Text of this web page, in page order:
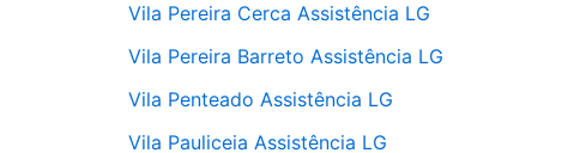
Vila Pereira Cerca Assistência LG
Vila Pereira Barreto Assistência LG
Vila Penteado Assistência LG
Vila Pauliceia Assistência LG